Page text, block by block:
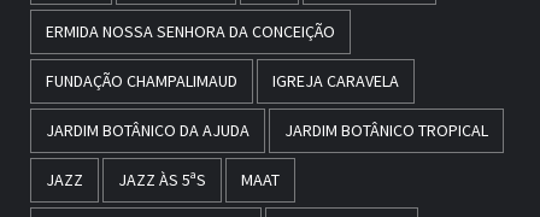
ERMIDA NOSSA SENHORA DA CONCEIÇÃO
FUNDAÇÃO CHAMPALIMAUD IGREJA CARAVELA
JARDIM BOTÂNICO DA AJUDA JARDIM BOTÂNICO TROPICAL
JAZZ JAZZ ÀS 5ªS MAAT